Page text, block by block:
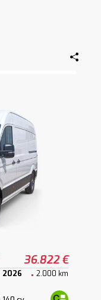
36.822 €
2026 2.000 km